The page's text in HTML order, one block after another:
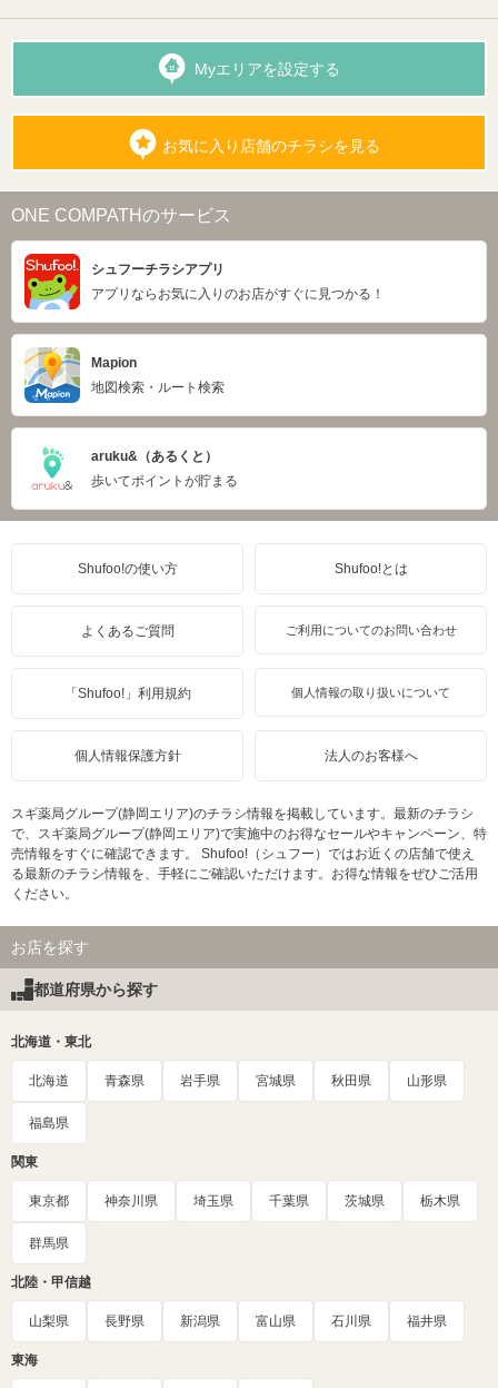
Myエリアを設定する
お気に入り店舗のチラシを見る
ONE COMPATHのサービス
シュフーチラシアプリ
アプリならお気に入りのお店がすぐに見つかる！
Mapion
地図検索・ルート検索
aruku&（あるくと）
歩いてポイントが貯まる
Shufoo!の使い方 Shufoo!とは
よくあるご質問 ご利用についてのお問い合わせ
「Shufoo!」利用規約 個人情報の取り扱いについて
個人情報保護方針 法人のお客様へ
スギ薬局グループ(静岡エリア)のチラシ情報を掲載しています。最新のチラシ
で、スギ薬局グループ(静岡エリア)で実施中のお得なセールやキャンペーン、特
売情報をすぐに確認できます。 Shufoo!（シュフー）ではお近くの店舗で使え
る最新のチラシ情報を、手軽にご確認いただけます。お得な情報をぜひご活用
ください。
お店を探す
都道府県から探す
北海道・東北
北海道 青森県 岩手県 宮城県 秋田県 山形県
福島県
関東
東京都 神奈川県 埼玉県 千葉県 茨城県 栃木県
群馬県
北陸・甲信越
山梨県 長野県 新潟県 富山県 石川県 福井県
東海